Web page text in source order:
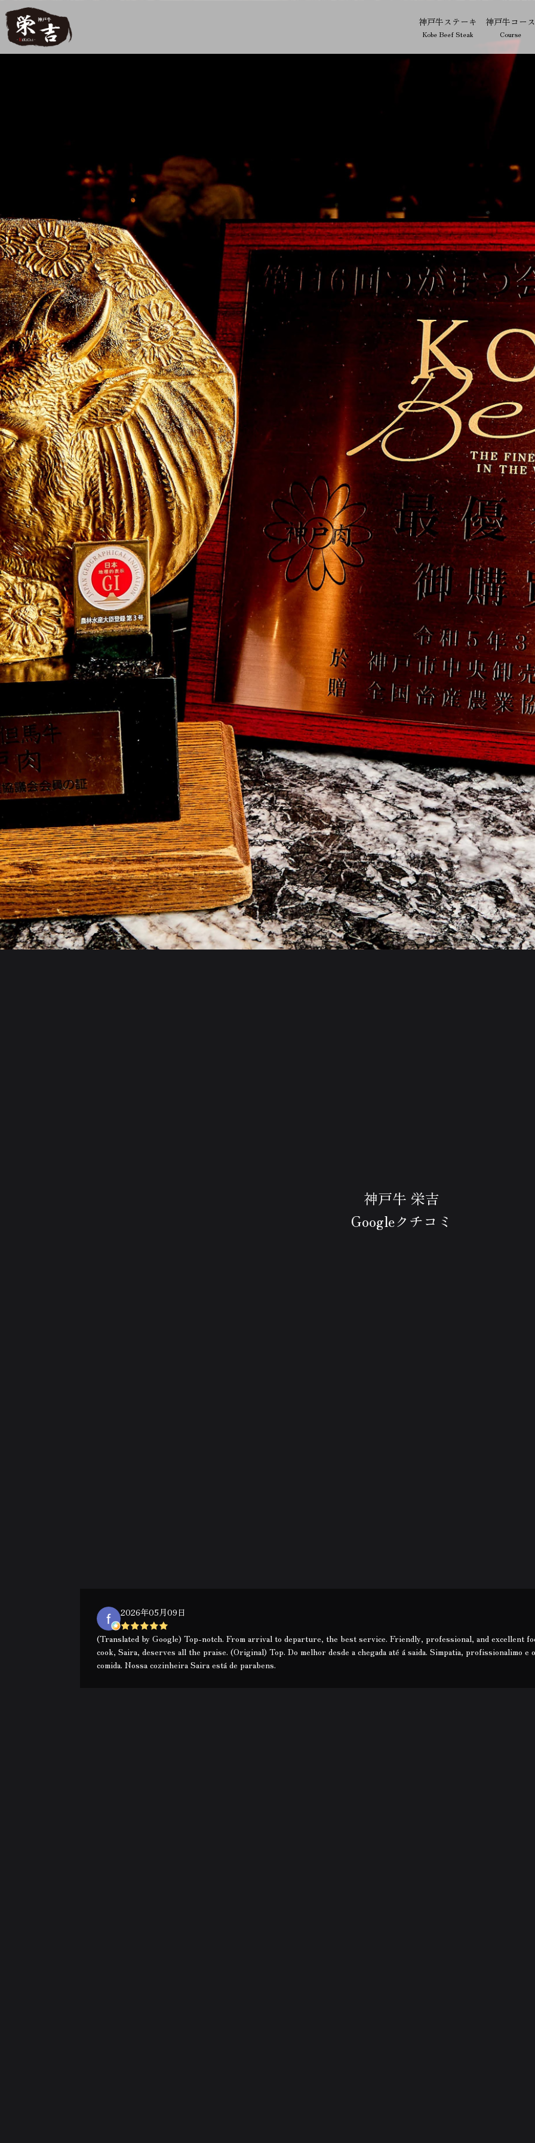
神戸牛ステーキ
Kobe Beef Steak
神戸牛コース
Course
神戸牛 栄吉
Googleクチコミ
2026年05月09日
(Translated by Google) Top-notch. From arrival to departure, the best service. Friendly, professional, and excellent
cook, Saira, deserves all the praise. (Original) Top. Do melhor desde a chegada até á saida. Simpatia, profissionalimo e
comida. Nossa cozinheira Saira está de parabens.